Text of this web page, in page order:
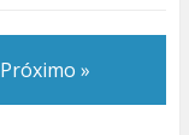
Próximo »